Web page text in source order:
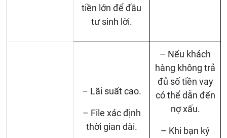
tiền lớn để đầu
tư sinh lời.
– Lãi suất cao.
– File xác định
thời gian dài.
– Nếu khách
hàng không trả
đủ số tiền vay
có thể dẫn đến
nợ xấu.
– Khi bạn ký